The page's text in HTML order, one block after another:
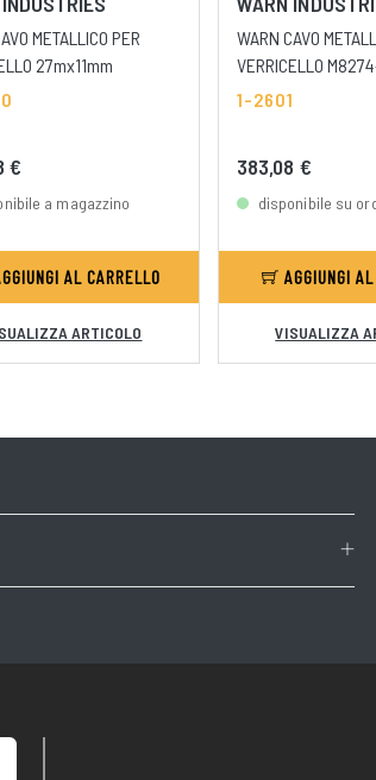
METALLICO PER
27mx11mm
€
a magazzino
AL CARRELLO
ARTICOLO
WARN CAVO
VERRICELLO
1-2601
383,08 €
disponibile su
AGGIUNGI
VISUALIZZA